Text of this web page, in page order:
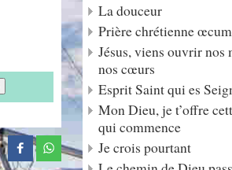
La douceur
Prière chrétienne
Jésus, viens ouvrir nos
nos cœurs
Esprit Saint qui es
Mon Dieu, je t’offre
qui commence
Je crois pourtant